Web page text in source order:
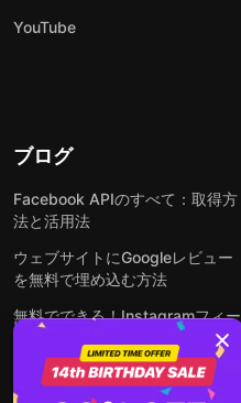
YouTube
ブログ
Facebook APIのすべて：取得方
法と活用法
ウェブサイトにGoogleレビュー
を無料で埋め込む方法
無料でできる！Instagramフィー
ドをウェブサイトに埋め込む方法
どんなウェブサイトにも無料でフ
ォームを埋め込む方法